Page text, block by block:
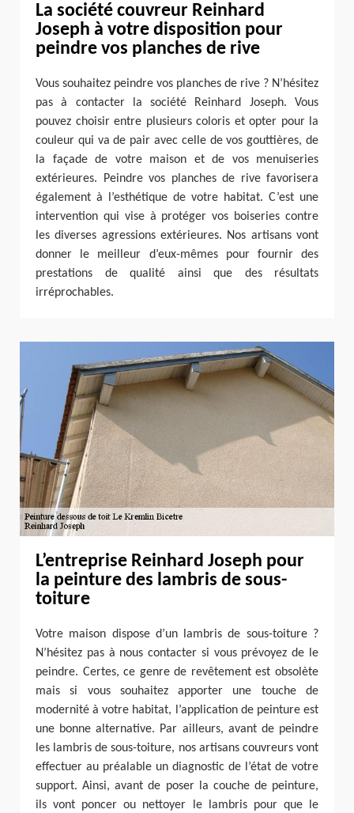
La société couvreur Reinhard
Joseph à votre disposition pour
peindre vos planches de rive
Vous souhaitez peindre vos planches de rive ? N’hésitez
pas à contacter la société Reinhard Joseph. Vous
pouvez choisir entre plusieurs coloris et opter pour la
couleur qui va de pair avec celle de vos gouttières, de
la façade de votre maison et de vos menuiseries
extérieures. Peindre vos planches de rive favorisera
également à l’esthétique de votre habitat. C’est une
intervention qui vise à protéger vos boiseries contre
les diverses agressions extérieures. Nos artisans vont
donner le meilleur d’eux-mêmes pour fournir des
prestations de qualité ainsi que des résultats
irréprochables.
L’entreprise Reinhard Joseph pour
la peinture des lambris de sous-
toiture
Votre maison dispose d’un lambris de sous-toiture ?
N’hésitez pas à nous contacter si vous prévoyez de le
peindre. Certes, ce genre de revêtement est obsolète
mais si vous souhaitez apporter une touche de
modernité à votre habitat, l’application de peinture est
une bonne alternative. Par ailleurs, avant de peindre
les lambris de sous-toiture, nos artisans couvreurs vont
effectuer au préalable un diagnostic de l’état de votre
support. Ainsi, avant de poser la couche de peinture,
ils vont poncer ou nettoyer le lambris pour que le